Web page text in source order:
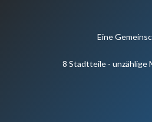
Eine
8 Stadtteile - unzählige